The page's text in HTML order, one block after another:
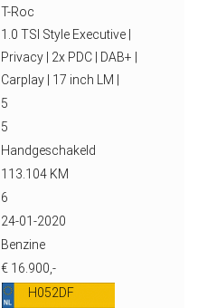
T-Roc
1.0 TSI Style Executive |
Privacy | 2x PDC | DAB+ |
Carplay | 17 inch LM |
5
5
Handgeschakeld
113.104 KM
6
24-01-2020
Benzine
€ 16.900,-
H052DF